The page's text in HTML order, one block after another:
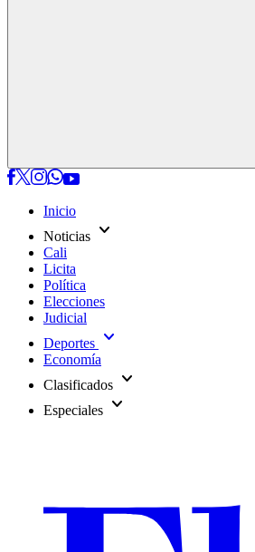
Inicio
Noticias expand_more
Cali
Licita
Política
Elecciones
Judicial
Deportes expand_more
Economía
Clasificados expand_more
Especiales expand_more